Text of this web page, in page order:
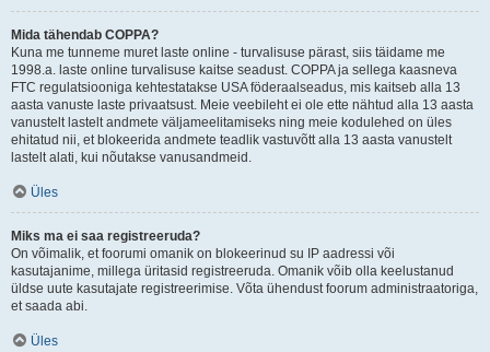
Mida tähendab COPPA?
Kuna me tunneme muret laste online - turvalisuse pärast, siis täidame me
1998.a. laste online turvalisuse kaitse seadust. COPPA ja sellega kaasneva
FTC regulatsiooniga kehtestatakse USA föderaalseadus, mis kaitseb alla 13
aasta vanuste laste privaatsust. Meie veebileht ei ole ette nähtud alla 13 aasta
vanustelt lastelt andmete väljameelitamiseks ning meie kodulehed on üles
ehitatud nii, et blokeerida andmete teadlik vastuvõtt alla 13 aasta vanustelt
lastelt alati, kui nõutakse vanusandmeid.
Üles
Miks ma ei saa registreeruda?
On võimalik, et foorumi omanik on blokeerinud su IP aadressi või
kasutajanime, millega üritasid registreeruda. Omanik võib olla keelustanud
üldse uute kasutajate registreerimise. Võta ühendust foorum administraatoriga,
et saada abi.
Üles